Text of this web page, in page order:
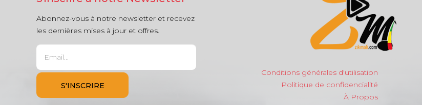
Abonnez-vous à notre newsletter et recevez
les dernières mises à jour et offres.
Conditions générales d'utilisation
Politique de confidencialité
À Propos